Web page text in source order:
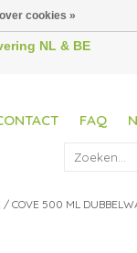
NL & BE
FAQ
/ COVE 500 ML
cookies »